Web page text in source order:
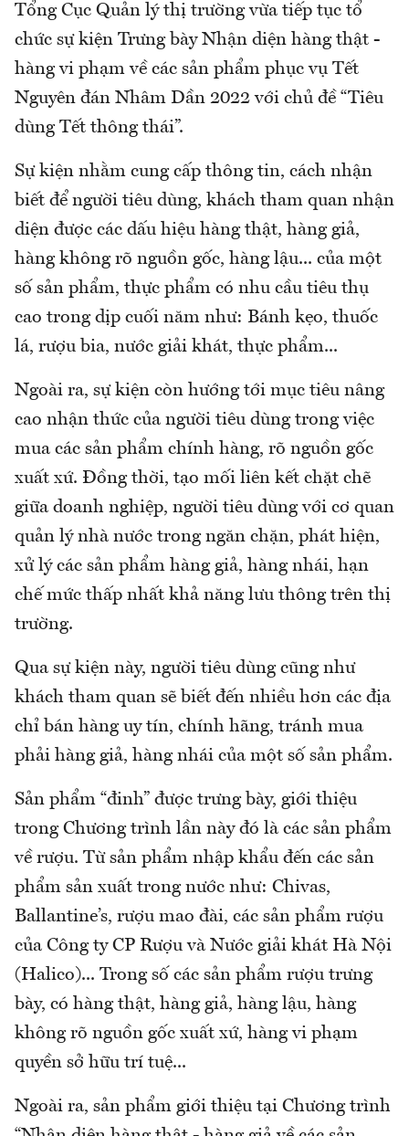
Tổng Cục Quản lý thị trường vừa tiếp tục tổ
chức sự kiện Trưng bày Nhận diện hàng thật -
hàng vi phạm về các sản phẩm phục vụ Tết
Nguyên đán Nhâm Dần 2022 với chủ đề “Tiêu
dùng Tết thông thái”.
Sự kiện nhằm cung cấp thông tin, cách nhận
biết để người tiêu dùng, khách tham quan nhận
diện được các dấu hiệu hàng thật, hàng giả,
hàng không rõ nguồn gốc, hàng lậu... của một
số sản phẩm, thực phẩm có nhu cầu tiêu thụ
cao trong dịp cuối năm như: Bánh kẹo, thuốc
lá, rượu bia, nước giải khát, thực phẩm...
Ngoài ra, sự kiện còn hướng tới mục tiêu nâng
cao nhận thức của người tiêu dùng trong việc
mua các sản phẩm chính hàng, rõ nguồn gốc
xuất xứ. Đồng thời, tạo mối liên kết chặt chẽ
giữa doanh nghiệp, người tiêu dùng với cơ quan
quản lý nhà nước trong ngăn chặn, phát hiện,
xử lý các sản phẩm hàng giả, hàng nhái, hạn
chế mức thấp nhất khả năng lưu thông trên thị
trường.
Qua sự kiện này, người tiêu dùng cũng như
khách tham quan sẽ biết đến nhiều hơn các địa
chỉ bán hàng uy tín, chính hãng, tránh mua
phải hàng giả, hàng nhái của một số sản phẩm.
Sản phẩm “đinh” được trưng bày, giới thiệu
trong Chương trình lần này đó là các sản phẩm
về rượu. Từ sản phẩm nhập khẩu đến các sản
phẩm sản xuất trong nước như: Chivas,
Ballantine’s, rượu mao đài, các sản phẩm rượu
của Công ty CP Rượu và Nước giải khát Hà Nội
(Halico)... Trong số các sản phẩm rượu trưng
bày, có hàng thật, hàng giả, hàng lậu, hàng
không rõ nguồn gốc xuất xứ, hàng vi phạm
quyền sở hữu trí tuệ...
Ngoài ra, sản phẩm giới thiệu tại Chương trình